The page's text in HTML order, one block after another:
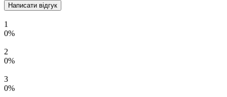
Написати відгук
1
0%
2
0%
3
0%